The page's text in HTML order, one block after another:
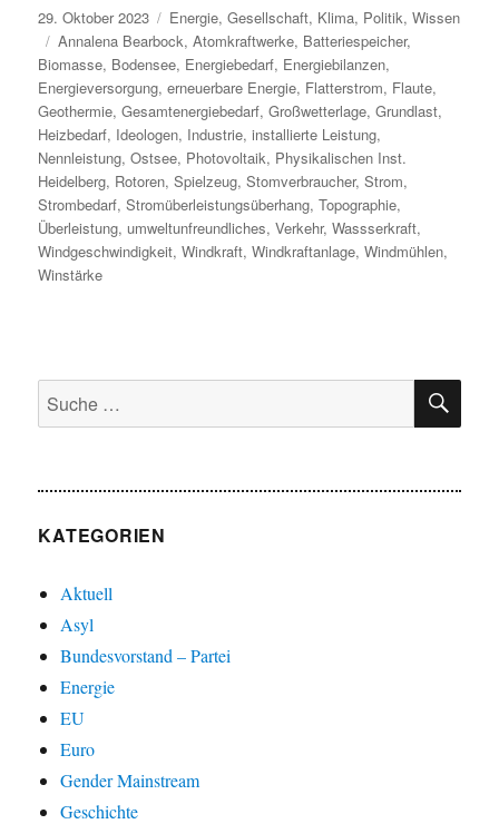
Veröffentlicht
am
29. Oktober 2023 Kategorien
Energie,Gesellschaft, Klima, Politik,Wissen
Schlagwörter
Annalena Bearbock,Atomkraftwerke, Batteriespeicher,
Biomasse, Bodensee, Energiebedarf, Energiebilanzen,
Energieversorgung,erneuerbare Energie, Flatterstrom, Flaute,
Geothermie,Gesamtenergiebedarf,Großwetterlage,Grundlast,
Heizbedarf, Ideologen, Industrie,installierte Leistung,
Nennleistung,Ostsee, Photovoltaik, Physikalischen Inst.
Heidelberg, Rotoren,Spielzeug,Stomverbraucher,Strom,
Strombedarf,Stromüberleistungsüberhang,Topographie,
Überleistung, umweltunfreundliches,Verkehr,Wassserkraft,
Windgeschwindigkeit,Windkraft,Windkraftanlage,Windmühlen,
Winstärke
Suche
nach:
KATEGORIEN
Aktuell
Asyl
Bundesvorstand – Partei
Energie
EU
Euro
Gender Mainstream
Geschichte